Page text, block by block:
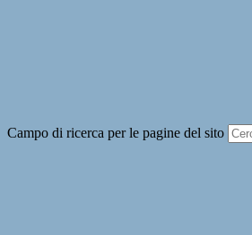
Campo di ricerca per le pagine del sito